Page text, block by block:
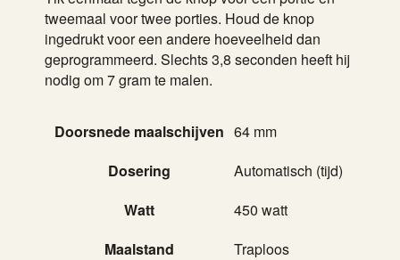
tweemaal voor twee porties. Houd de knop
ingedrukt voor een andere hoeveelheid dan
geprogrammeerd. Slechts 3,8 seconden heeft hij
nodig om 7 gram te malen.
Doorsnede maalschijven 64 mm
Dosering
Automatisch (tijd)
Watt
450 watt
Maalstand
Traploos